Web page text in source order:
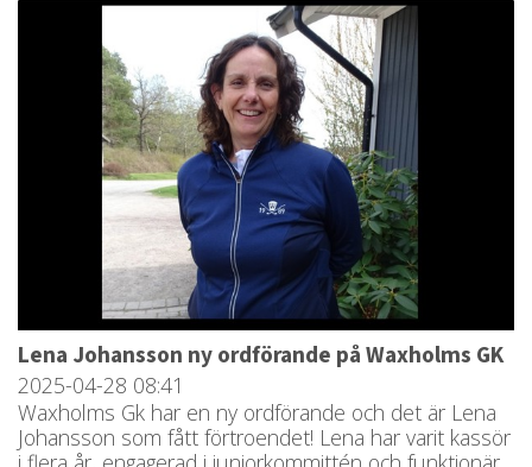
Lena Johansson ny ordförande på Waxholms GK
2025-04-28 08:41
Waxholms Gk har en ny ordförande och det är Lena
Johansson som fått förtroendet! Lena har varit kassör